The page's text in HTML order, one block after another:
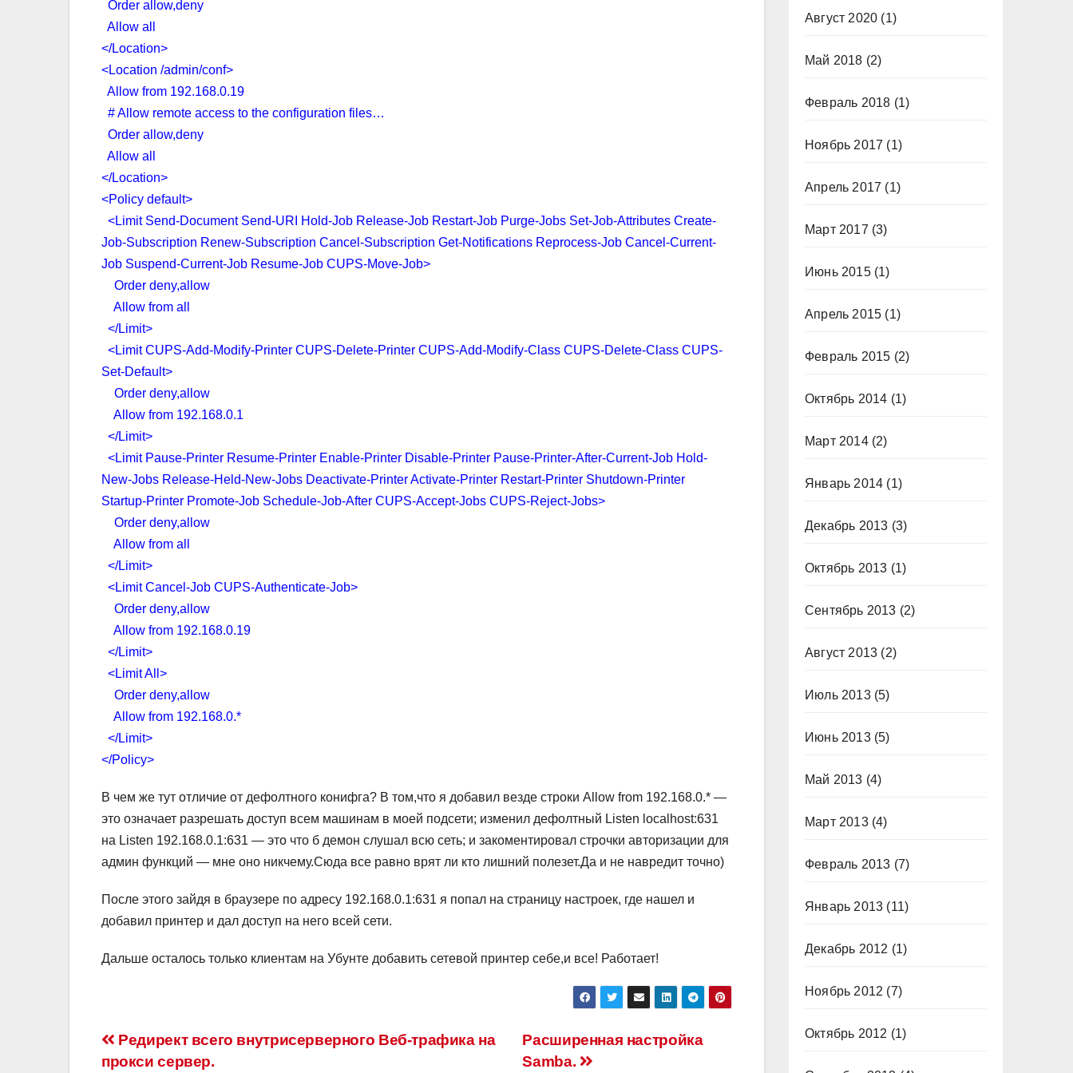
Order allow,deny
Allow all
</Location>
<Location /admin/conf>
Allow from 192.168.0.19
# Allow remote access to the configuration files…
Order allow,deny
Allow all
</Location>
<Policy default>
<Limit Send-Document Send-URI Hold-Job Release-Job Restart-Job Purge-Jobs Set-Job-Attributes Create-
Job-Subscription Renew-Subscription Cancel-Subscription Get-Notifications Reprocess-Job Cancel-Current-
Job Suspend-Current-Job Resume-Job CUPS-Move-Job>
Order deny,allow
Allow from all
</Limit>
<Limit CUPS-Add-Modify-Printer CUPS-Delete-Printer CUPS-Add-Modify-Class CUPS-Delete-Class CUPS-
Set-Default>
Order deny,allow
Allow from 192.168.0.1
</Limit>
<Limit Pause-Printer Resume-Printer Enable-Printer Disable-Printer Pause-Printer-After-Current-Job Hold-
New-Jobs Release-Held-New-Jobs Deactivate-Printer Activate-Printer Restart-Printer Shutdown-Printer
Startup-Printer Promote-Job Schedule-Job-After CUPS-Accept-Jobs CUPS-Reject-Jobs>
Order deny,allow
Allow from all
</Limit>
<Limit Cancel-Job CUPS-Authenticate-Job>
Order deny,allow
Allow from 192.168.0.19
</Limit>
<Limit All>
Order deny,allow
Allow from 192.168.0.*
</Limit>
</Policy>
В чем же тут отличие от дефолтного конифга? В том,что я добавил везде строки Allow from 192.168.0.* —
это означает разрешать доступ всем машинам в моей подсети; изменил дефолтный Listen localhost:631
на Listen 192.168.0.1:631 — это что б демон слушал всю сеть; и закоментировал строчки авторизации для
админ функций — мне оно никчему.Сюда все равно врят ли кто лишний полезет.Да и не навредит точно)
После этого зайдя в браузере по адресу 192.168.0.1:631 я попал на страницу настроек, где нашел и
добавил принтер и дал доступ на него всей сети.
Дальше осталось только клиентам на Убунте добавить сетевой принтер себе,и все! Работает!
Навигация
Расширенная настройка
Samba.
Редирект всего внутрисерверного Веб-трафика на
прокси сервер.
Август 2020 (1)
Май 2018 (2)
Февраль 2018 (1)
Ноябрь 2017 (1)
Апрель 2017 (1)
Март 2017 (3)
Июнь 2015(1)
Апрель 2015 (1)
Февраль 2015 (2)
Октябрь 2014 (1)
Март 2014(2)
Январь 2014 (1)
Декабрь 2013 (3)
Октябрь 2013 (1)
Сентябрь 2013 (2)
Август 2013 (2)
Июль 2013(5)
Июнь 2013(5)
Май 2013 (4)
Март 2013(4)
Февраль 2013 (7)
Январь 2013 (11)
Декабрь 2012 (1)
Ноябрь 2012 (7)
Октябрь 2012 (1)